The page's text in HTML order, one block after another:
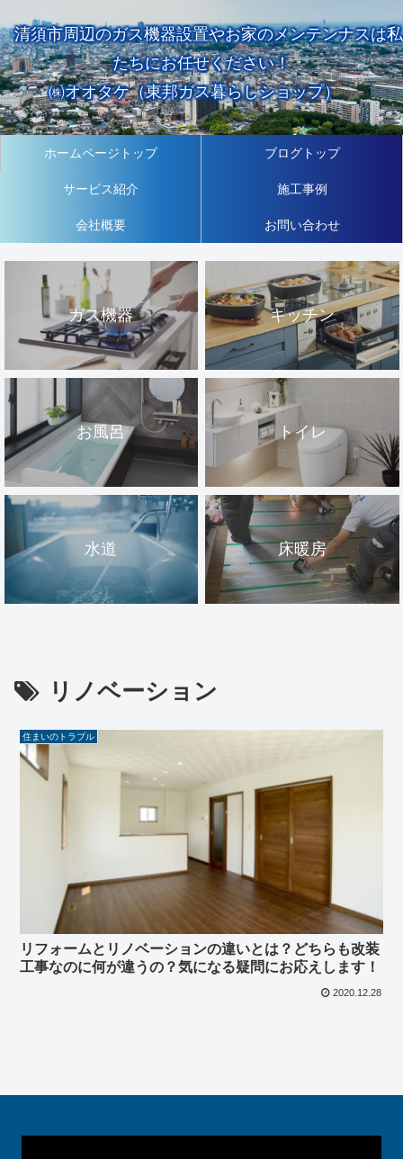
清須市周辺のガス機器設置やお家のメンテンナスは私
たちにお任せください！
㈱オオタケ（東邦ガス暮らしショップ）
ホームページトップ ブログトップ
サービス紹介 施工事例
会社概要 お問い合わせ
ガス機器 キッチン
お風呂 トイレ
水道 床暖房
リノベーション
住まいのトラブル
リフォームとリノベーションの違いとは？どちらも改装
工事なのに何が違うの？気になる疑問にお応えします！
2020.12.28